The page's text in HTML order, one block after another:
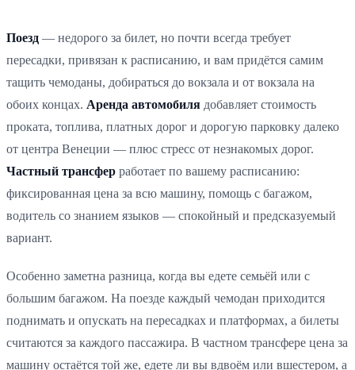
Поезд — недорого за билет, но почти всегда требует
пересадки, привязан к расписанию, и вам придётся самим
тащить чемоданы, добираться до вокзала и от вокзала на
обоих концах. Аренда автомобиля добавляет стоимость
проката, топлива, платных дорог и дорогую парковку далеко
от центра Венеции — плюс стресс от незнакомых дорог.
Частный трансфер работает по вашему расписанию:
фиксированная цена за всю машину, помощь с багажом,
водитель со знанием языков — спокойный и предсказуемый
вариант.
Особенно заметна разница, когда вы едете семьёй или с
большим багажом. На поезде каждый чемодан приходится
поднимать и опускать на пересадках и платформах, а билеты
считаются за каждого пассажира. В частном трансфере цена за
машину остаётся той же, едете ли вы вдвоём или вшестером, а